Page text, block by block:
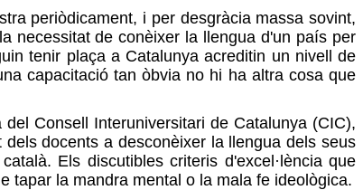
periòdicament, i per desgràcia massa sovint,
necessitat de conèixer la llengua d'un país per
tenir plaça a Catalunya acreditin un nivell de
capacitació tan òbvia no hi ha altra cosa que
Consell Interuniversitari de Catalunya (CIC),
docents a desconèixer la llengua dels seus
Els discutibles criteris d'excel·lència que
tapar la mandra mental o la mala fe ideològica.